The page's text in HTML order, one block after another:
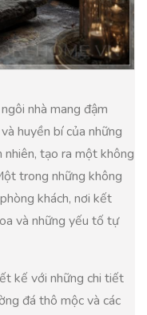
nhà mang đậm
huyền bí của những
tạo ra một không
trong những không
khách, nơi kết
và những yếu tố tự
kế với những chi tiết
đá thô mộc và các